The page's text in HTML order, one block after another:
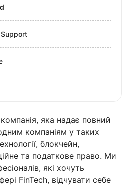
яка надає повний
компаніям у таких
блокчейн,
та податкове право. Ми
які хочуть
FinTech, відчувати себе